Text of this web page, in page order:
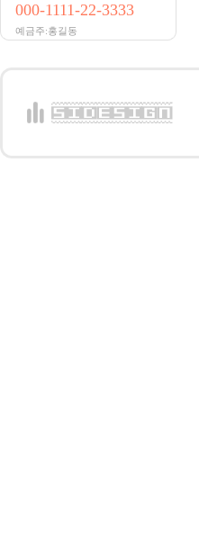
000-1111-22-3333
예금주:홍길동